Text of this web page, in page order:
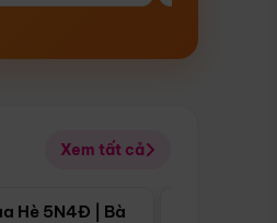
Xem tất cả
Điểm nổi bật
Hè 5N4Đ | Bà